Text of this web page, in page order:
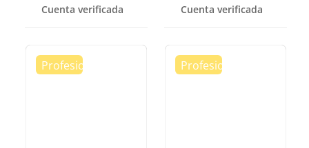
Cuenta verificada Cuenta verificada